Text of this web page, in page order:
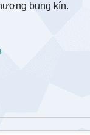
bụng kín.